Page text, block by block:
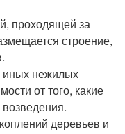
проходящей за
строение,
иных нежилых
от того, какие
деревьев и